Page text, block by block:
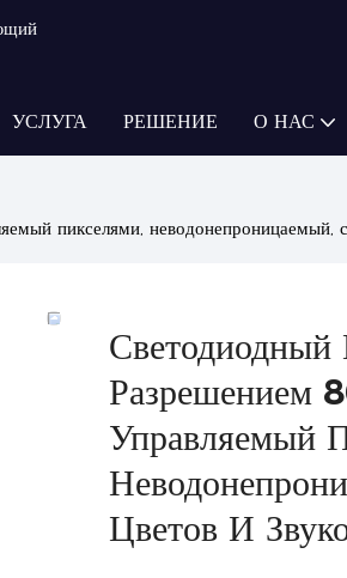
УСЛУГА РЕШЕНИЕ О НАС
пикселями, неводонепроницаемый,
Разрешением
Управляемый
Цветов И